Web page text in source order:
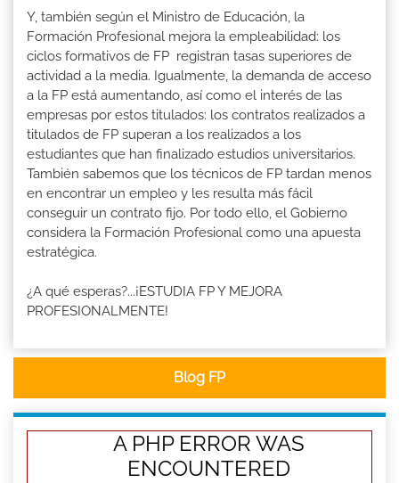
Y, también según el Ministro de Educación, la
Formación Profesional mejora la empleabilidad: los
ciclos formativos de FP registran tasas superiores de
actividad a la media. Igualmente, la demanda de acceso
a la FP está aumentando, así como el interés de las
empresas por estos titulados: los contratos realizados a
titulados de FP superan a los realizados a los
estudiantes que han finalizado estudios universitarios.
También sabemos que los técnicos de FP tardan menos
en encontrar un empleo y les resulta más fácil
conseguir un contrato fijo. Por todo ello, el Gobierno
considera la Formación Profesional como una apuesta
estratégica.
¿A qué esperas?...¡ESTUDIA FP Y MEJORA
PROFESIONALMENTE!
Blog FP
A PHP ERROR WAS
ENCOUNTERED